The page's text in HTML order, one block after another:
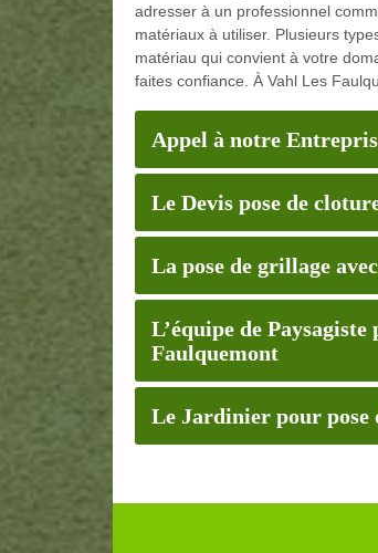
adresser à un professionnel
matériaux à utiliser. Plusieurs
matériau qui convient à votre
faites confiance. À Vahl Les
Appel à notre
Le Devis pose de
La pose de grillage
L’équipe de
Faulquemont
Le Jardinier pour pose